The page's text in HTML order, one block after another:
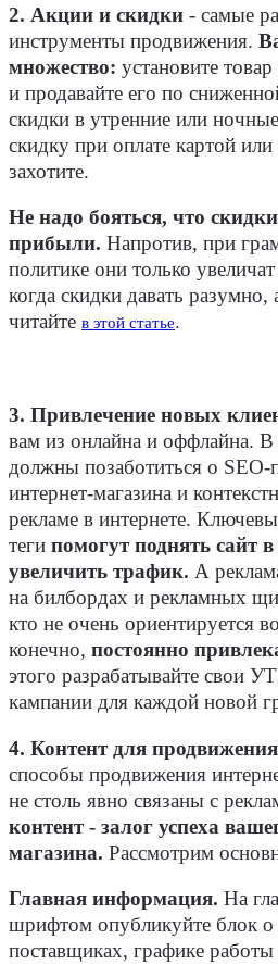
2. Акции и скидки - самые
инструменты продвижения.
множество: установите
и продавайте его по
скидки в утренние или
скидку при оплате картой
захотите.
Не надо бояться, что
прибыли. Напротив, при
политике они только
когда скидки давать разумно,
читайте в этой статье.
3. Привлечение новых
вам из онлайна и оффлайна.
должны позаботиться о
интернет-магазина и
рекламе в интернете.
теги помогут поднять сайт
увеличить трафик. А
на билбордах и рекламных
кто не очень ориентируется
конечно, постоянно
этого разрабатывайте свои
кампании для каждой новой
4. Контент для
способы продвижения
не столь явно связаны с
контент - залог успеха
магазина. Рассмотрим
Главная информация. На
шрифтом опубликуйте блок о
поставщиках, графике